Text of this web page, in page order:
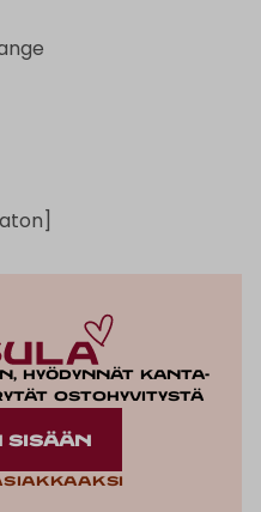
hyödynnät kanta-
ostohyvitystä
SISÄÄN